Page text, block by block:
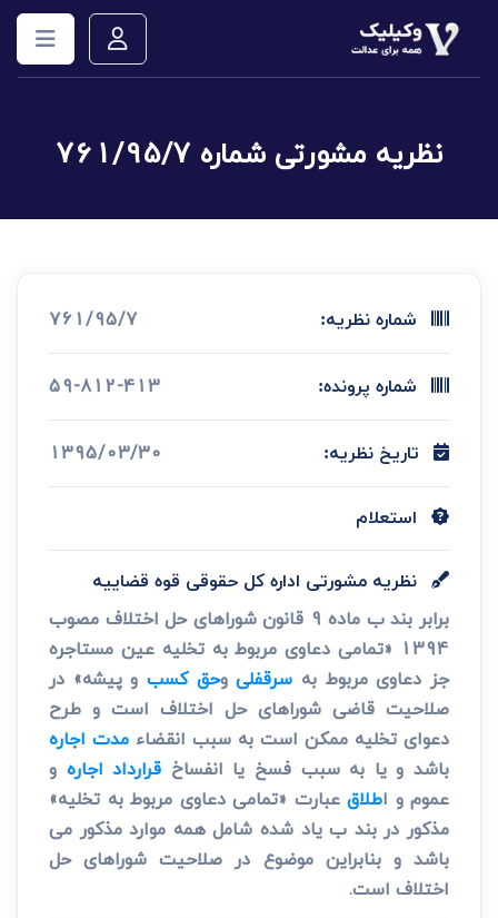
نظریه مشورتی شماره 761/95/7
شماره نظریه: 761/95/7
شماره پرونده: 59-812-413
تاریخ نظریه: 1395/03/30
استعلام
نظریه مشورتی اداره کل حقوقی قوه قضاییه
برابر بند ب ماده 9 قانون شوراهای حل اختلاف مصوب
1394 «تمامی دعاوی مربوط به تخلیه عین مستاجره
جز دعاوی مربوط به سرقفلیوحق کسب و پیشه» در
صلاحیت قاضی شوراهای حل اختلاف است و طرح
دعوای تخلیه ممکن است به سبب انقضاء مدت اجاره
باشد و یا به سبب فسخ یا انفساخ قرارداد اجاره و
عموم و اطلاق عبارت «تمامی دعاوی مربوط به تخلیه»
مذکور در بند ب یاد شده شامل همه موارد مذکور می
باشد و بنابراین موضوع در صلاحیت شوراهای حل
اختلاف است.